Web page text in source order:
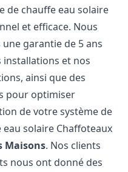
de chauffe eau solaire
et efficace. Nous
garantie de 5 ans
installations et nos
ainsi que des
pour optimiser
de votre système de
eau solaire Chaffoteaux
Maisons. Nos clients
nous ont donné des